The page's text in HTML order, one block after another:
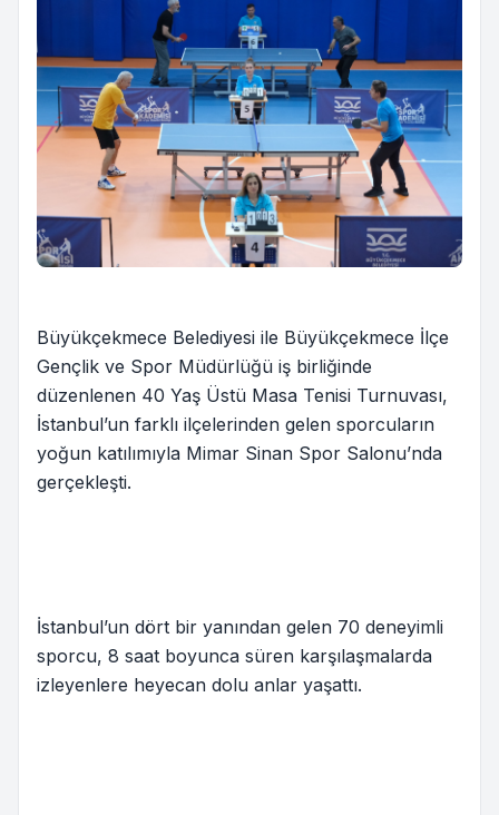
Büyükçekmece Belediyesi ile Büyükçekmece İlçe
Gençlik ve Spor Müdürlüğü iş birliğinde
düzenlenen 40 Yaş Üstü Masa Tenisi Turnuvası,
İstanbul’un farklı ilçelerinden gelen sporcuların
yoğun katılımıyla Mimar Sinan Spor Salonu’nda
gerçekleşti.
İstanbul’un dört bir yanından gelen 70 deneyimli
sporcu, 8 saat boyunca süren karşılaşmalarda
izleyenlere heyecan dolu anlar yaşattı.